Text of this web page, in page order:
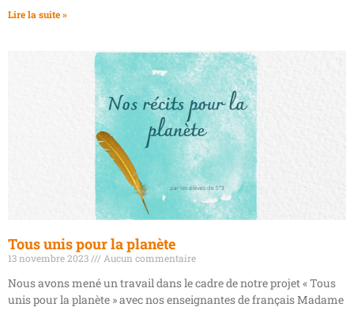
Lire la suite »
Tous unis pour la planète
13 novembre 2023 Aucun commentaire
Nous avons mené un travail dans le cadre de notre projet « Tous
unis pour la planète » avec nos enseignantes de français Madame